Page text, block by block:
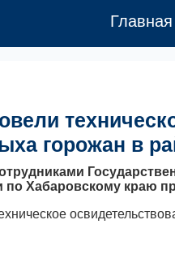
Главная
горожан в
Хабаровскому краю